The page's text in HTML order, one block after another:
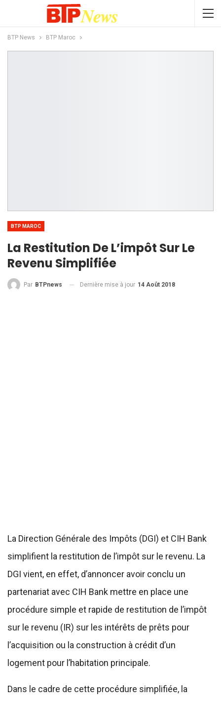
BTP News BTP Maroc
BTP MAROC
La Restitution De L’impôt Sur Le
Revenu Simplifiée
Par BTPnews Dernière mise à jour 14 Août 2018
La Direction Générale des Impôts (DGI) et CIH Bank
simplifient la restitution de l’impôt sur le revenu. La
DGI vient, en effet, d’annoncer avoir conclu un
partenariat avec CIH Bank mettre en place une
procédure simple et rapide de restitution de l’impôt
sur le revenu (IR) sur les intérêts de prêts pour
l’acquisition ou la construction à crédit d’un
logement pour l’habitation principale.
Dans le cadre de cette procédure simplifiée, la